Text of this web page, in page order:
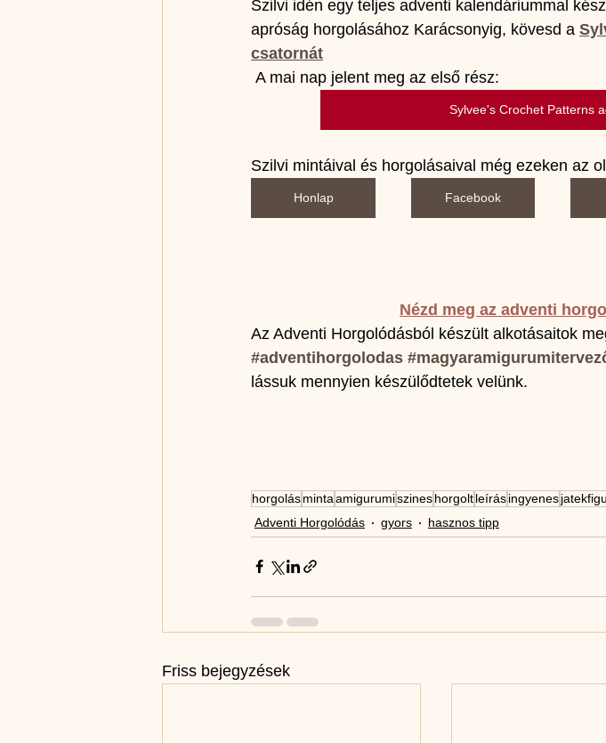
Szilvi idén egy teljes adventi kalendáriummal
apróság horgolásához Karácsonyig, kövesd a
csatornát
A mai nap jelent meg az első rész:
Sylvee's Crochet Patterns
Szilvi mintáival és horgolásaival még ezeken az
Honlap Facebook
Nézd meg az adventi
Az Adventi Horgolódásból készült alkotásaitok
#adventihorgolodas
lássuk mennyien készülődtetek velünk.
horgolásmintaamigurumiszineshorgoltleírásingyenes
Adventi Horgolódás
gyors hasznos tipp
Friss bejegyzések